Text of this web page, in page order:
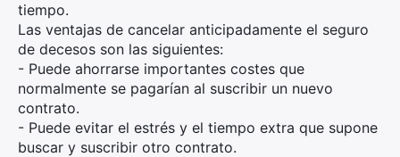
tiempo.
Las ventajas de cancelar anticipadamente el seguro
de decesos son las siguientes:
- Puede ahorrarse importantes costes que
normalmente se pagarían al suscribir un nuevo
contrato.
- Puede evitar el estrés y el tiempo extra que supone
buscar y suscribir otro contrato.